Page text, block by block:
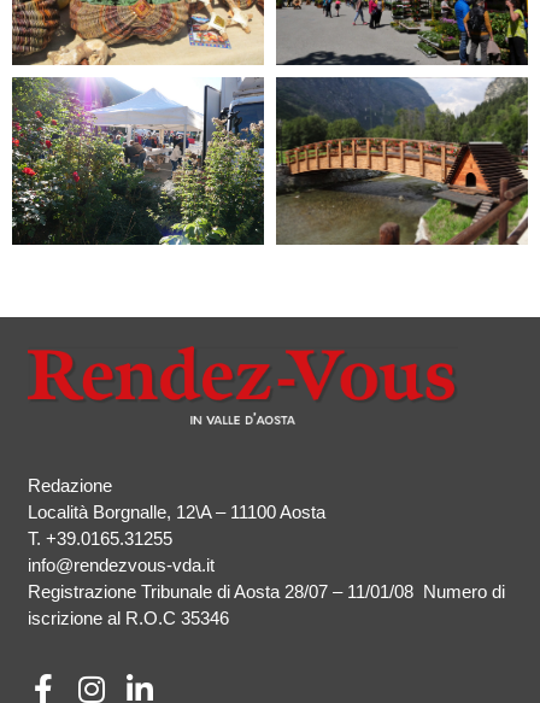
Redazione
Località Borgnalle, 12\A – 11100 Aosta
T.+39.0165.31255
info@rendezvous-vda.it
Registrazione Tribunale di Aosta 28/07 – 11/01/08 Numero di
iscrizione al R.O.C 35346